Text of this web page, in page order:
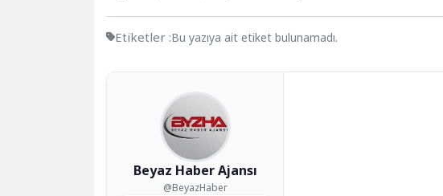
Etiketler :Bu yazıya ait etiket bulunamadı.
Beyaz Haber Ajansı
@BeyazHaber